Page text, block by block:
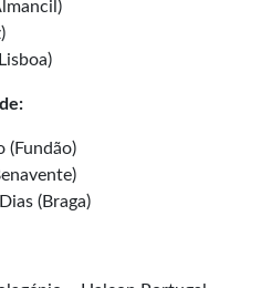
(Fundão)
(Braga)